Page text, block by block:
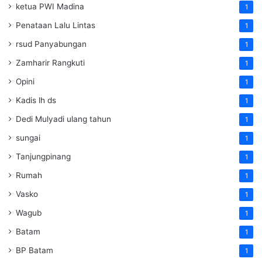
ketua PWI Madina 1
Penataan Lalu Lintas 1
rsud Panyabungan 1
Zamharir Rangkuti 1
Opini 1
Kadis lh ds 1
Dedi Mulyadi ulang tahun 1
sungai 1
Tanjungpinang 1
Rumah 1
Vasko 1
Wagub 1
Batam 1
BP Batam 1